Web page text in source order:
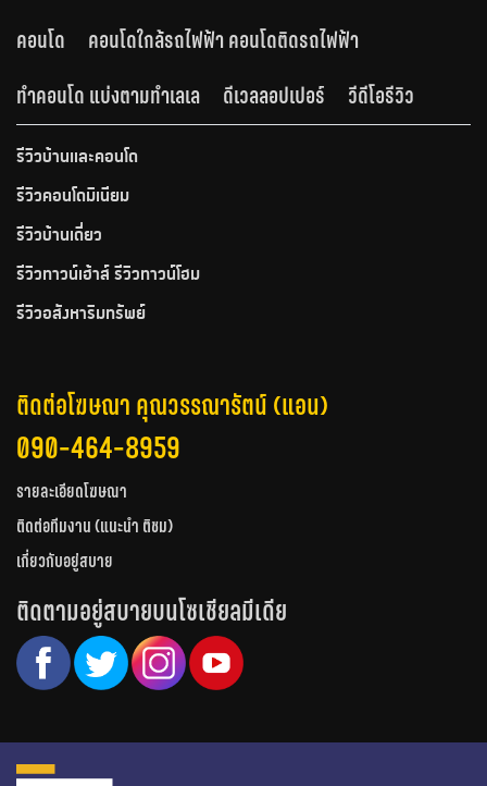
คอนโด
คอนโดใกล้รถไฟฟ้า คอนโดติดรถไฟฟ้า
ทำคอนโด แบ่งตามทำเลเล
ดีเวลลอปเปอร์ วีดีโอรีวิว
รีวิวบ้านและคอนโด
รีวิวคอนโดมิเนียม
รีวิวบ้านเดี่ยว
รีวิวทาวน์เฮ้าส์ รีวิวทาวน์โฮม
รีวิวอสังหาริมทรัพย์
ติดต่อโฆษณา คุณวรรณารัตน์ (แอน)
090-464-8959
รายละเอียดโฆษณา
ติดต่อทีมงาน (แนะนำ ติชม)
เกี่ยวกับอยู่สบาย
ติดตามอยู่สบายบนโซเชียลมีเดีย